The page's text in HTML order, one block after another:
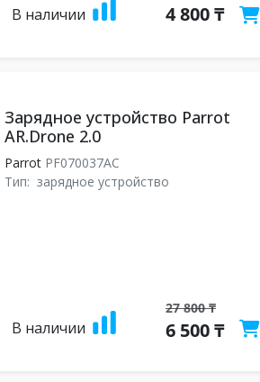
В наличии 4 800 ₸
Зарядное устройство Parrot
AR.Drone 2.0
ParrotPF070037AC
Тип: зарядное устройство
В наличии
27 800 ₸
6 500 ₸